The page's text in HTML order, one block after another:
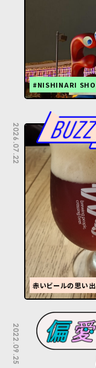
#NISHINARI
2026.07.22
赤いビールの思い出
2022.09.25